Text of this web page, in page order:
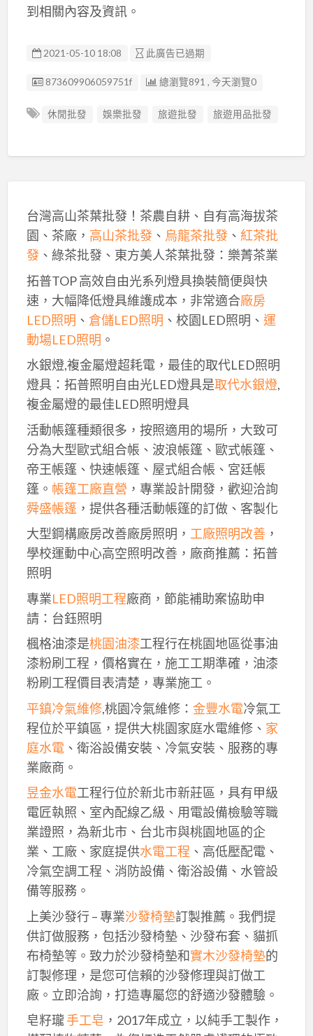
到相關內容及資訊。
2021-05-10 18:08 此廣告已過期
廣告编號
873609906059751f 總瀏覽891 , 今天瀏覽0
休閒批發 娛樂批發 旅遊批發 旅遊用品批發
台灣高山茶葉批發！茶農自耕、自有高海拔茶
園、茶廠， 高山茶批發、 烏龍茶批發、 紅茶批
發、綠茶批發、東方美人茶葉批發：樂菁茶業
拓普TOP 高效自由光系列燈具換裝簡便與快
速，大幅降低燈具維護成本，非常適合廠房
LED照明 、 倉儲LED照明 、校園LED照明、 運
動場LED照明 。
水銀燈,複金屬燈超耗電，最佳的取代LED照明
燈具：拓普照明自由光LED燈具是取代水銀燈,
複金屬燈的最佳LED照明燈具
活動帳篷種類很多，按照適用的場所，大致可
分為大型歐式組合帳、波浪帳篷、歐式帳篷、
帝王帳篷、快速帳篷、屋式組合帳、宮廷帳
篷。 帳篷工廠直營 ，專業設計開發，歡迎洽詢
舜盛帳篷，提供各種活動帳篷的訂做、客製化
大型鋼構廠房改善廠房照明， 工廠照明改善，
學校運動中心高空照明改善，廠商推薦：拓普
照明
專業LED照明工程廠商，節能補助案協助申
請：台鈺照明
楓格油漆是桃園油漆工程行在桃園地區從事油
漆粉刷工程，價格實在，施工工期準確，油漆
粉刷工程價目表清楚，專業施工。
平鎮冷氣維修,桃園冷氣維修： 金豐水電冷氣工
程位於平鎮區，提供大桃園家庭水電維修、 家
庭水電、衛浴設備安裝、冷氣安裝、服務的專
業廠商。
昱金水電工程行位於新北市新莊區，具有甲級
電匠執照、室內配線乙級、用電設備檢驗等職
業證照，為新北市、台北市與桃園地區的企
業、工廠、家庭提供水電工程 、高低壓配電、
冷氣空調工程、消防設備、衛浴設備、水管設
備等服務。
上美沙發行 – 專業沙發椅墊訂製推薦。我們提
供訂做服務，包括沙發椅墊、沙發布套、貓抓
布椅墊等。致力於沙發椅墊和實木沙發椅墊的
訂製修理，是您可信賴的沙發修理與訂做工
廠。立即洽詢，打造專屬您的舒適沙發體驗。
皂籽瓏手工皂 ，2017年成立，以純手工製作，